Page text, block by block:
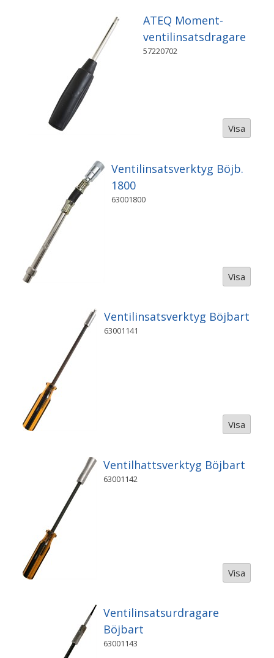
ATEQ Moment-
ventilinsatsdragare
57220702
Visa
Ventilinsatsverktyg Böjb.
1800
63001800
Visa
Ventilinsatsverktyg Böjbart
63001141
Visa
Ventilhattsverktyg Böjbart
63001142
Visa
Ventilinsatsurdragare
Böjbart
63001143